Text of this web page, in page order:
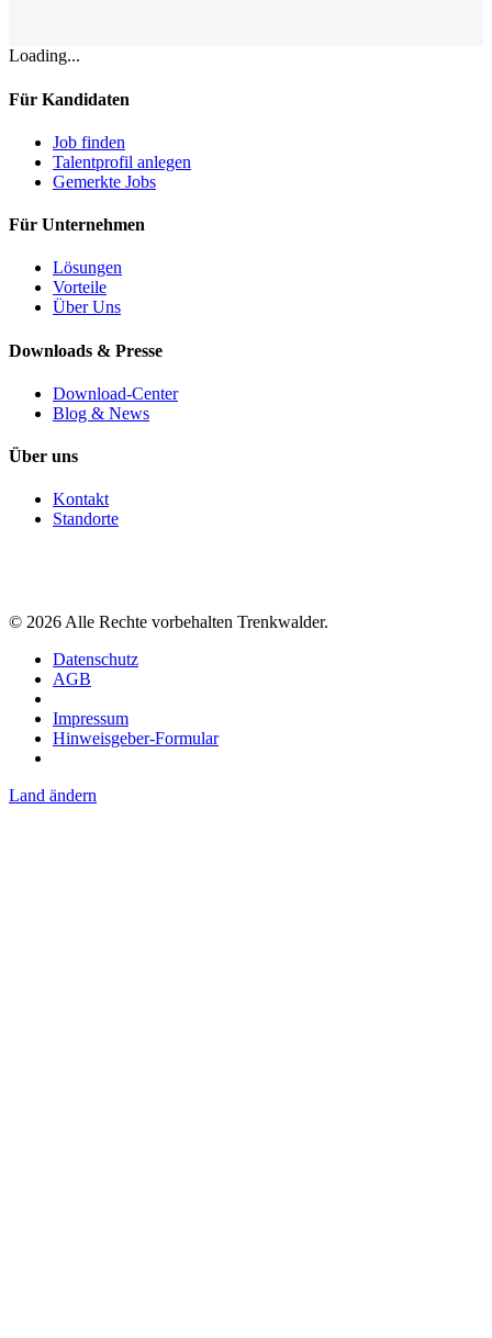
Loading...
Für Kandidaten
Job finden
Talentprofil anlegen
Gemerkte Jobs
Für Unternehmen
Lösungen
Vorteile
Über Uns
Downloads & Presse
Download-Center
Blog & News
Über uns
Kontakt
Standorte
© 2026 Alle Rechte vorbehalten Trenkwalder.
Datenschutz
AGB
Impressum
Hinweisgeber-Formular
Land ändern